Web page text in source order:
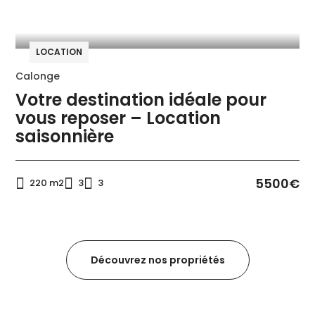
LOCATION
Calonge
Votre destination idéale pour
vous reposer – Location
saisonnière
220 m2 3 3 5500€
Découvrez nos propriétés